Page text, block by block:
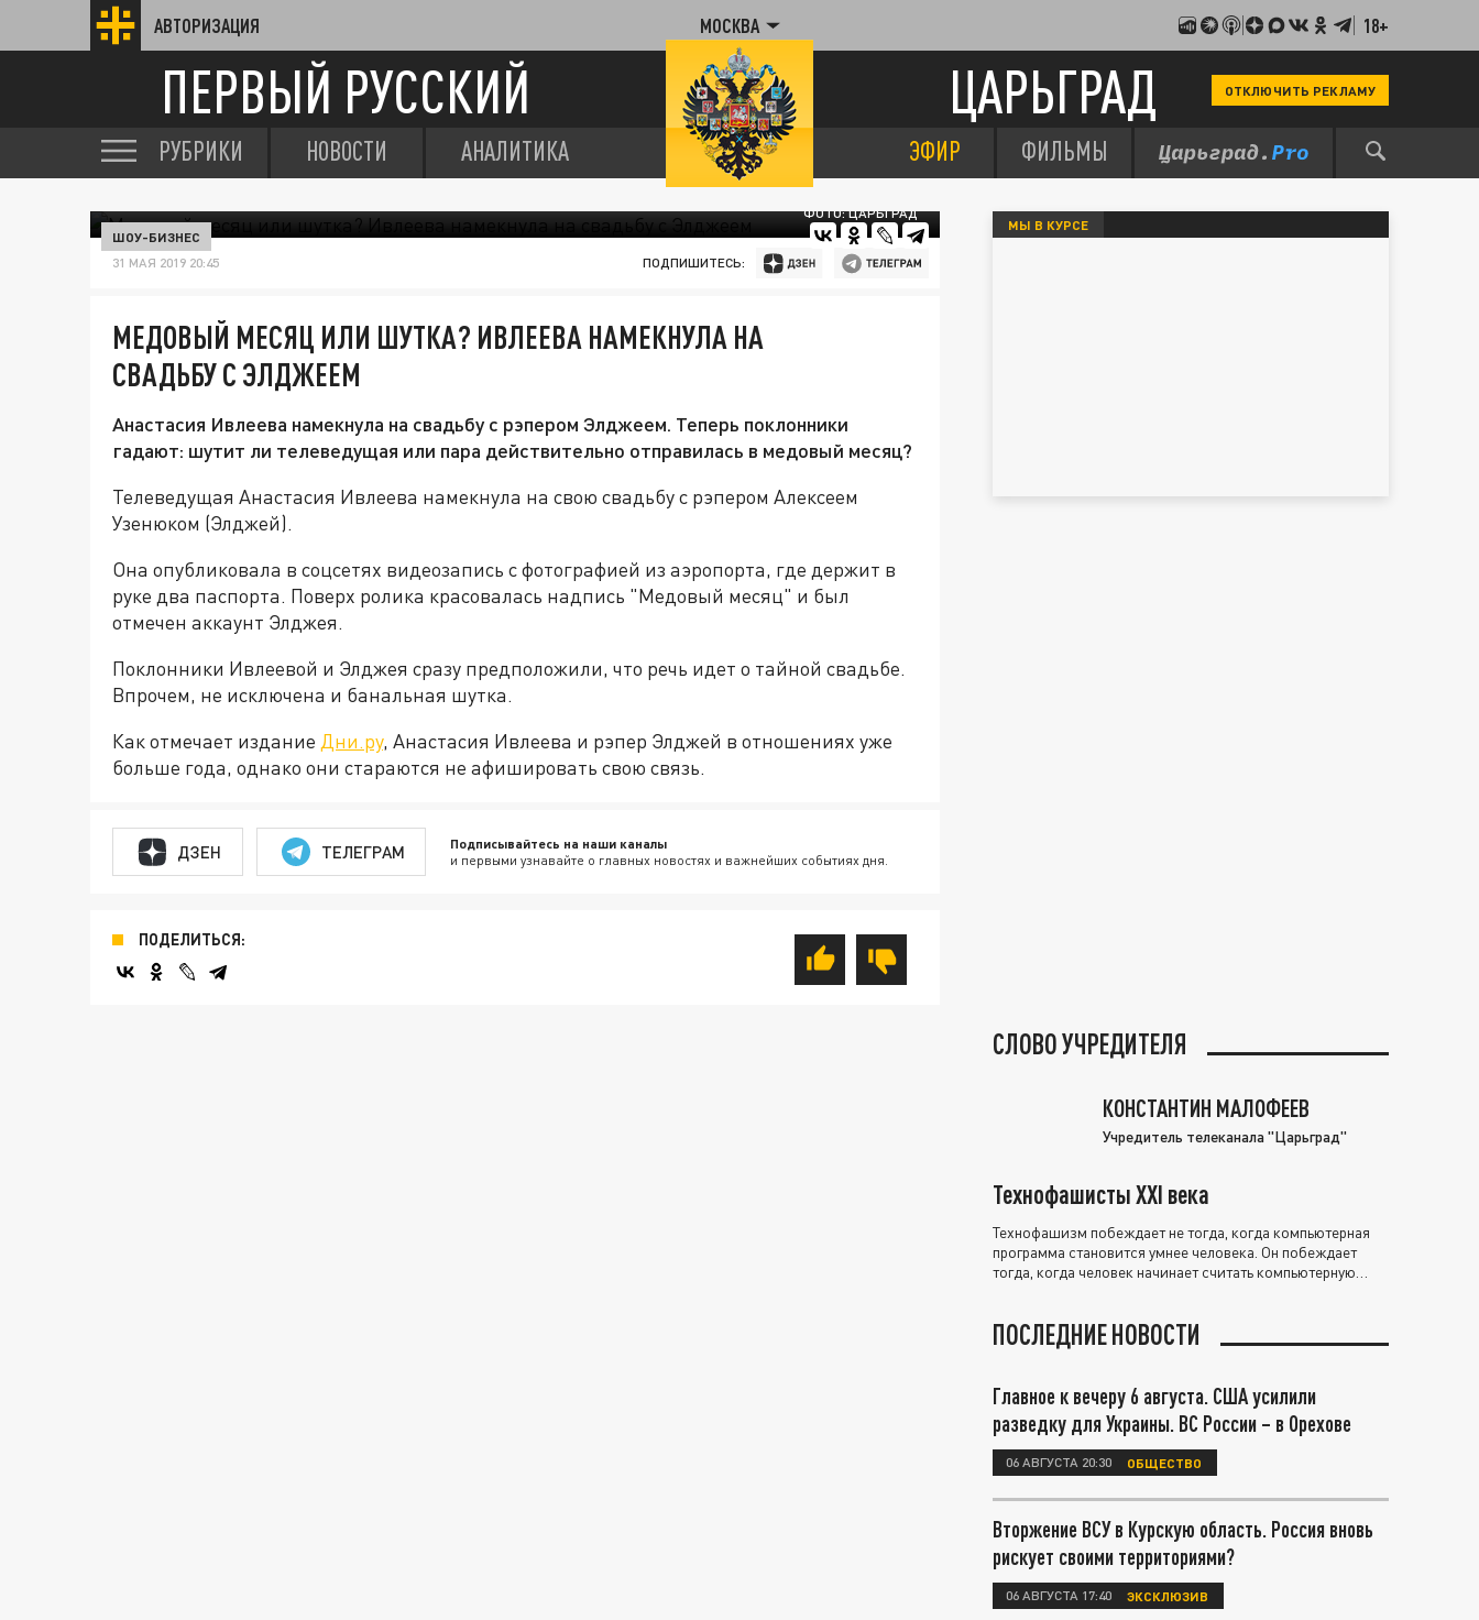
АВТОРИЗАЦИЯ МОСКВА 18+
ПЕРВЫЙ РУССКИЙ ЦАРЬГРАД ОТКЛЮЧИТЬ РЕКЛАМУ
РУБРИКИ НОВОСТИ АНАЛИТИКА ЭФИР ФИЛЬМЫ
ФОТО: ЦАРЬГРАД
ШОУ-БИЗНЕС
31 МАЯ 2019 20:45 ПОДПИШИТЕСЬ:
МЕДОВЫЙ МЕСЯЦ ИЛИ ШУТКА? ИВЛЕЕВА НАМЕКНУЛА НА
СВАДЬБУ С ЭЛДЖЕЕМ
Анастасия Ивлеева намекнула на свадьбу с рэпером Элджеем. Теперь поклонники
гадают: шутит ли телеведущая или пара действительно отправилась в медовый месяц?
Телеведущая Анастасия Ивлеева намекнула на свою свадьбу с рэпером Алексеем
Узенюком (Элджей).
Она опубликовала в соцсетях видеозапись с фотографией из аэропорта, где держит в
руке два паспорта. Поверх ролика красовалась надпись "Медовый месяц" и был
отмечен аккаунт Элджея.
Поклонники Ивлеевой и Элджея сразу предположили, что речь идет о тайной свадьбе.
Впрочем, не исключена и банальная шутка.
Как отмечает издание Дни.ру, Анастасия Ивлеева и рэпер Элджей в отношениях уже
больше года, однако они стараются не афишировать свою связь.
ДЗЕН ТЕЛЕГРАМ Подписывайтесь на наши каналы
и первыми узнавайте о главных новостях и важнейших событиях дня.
ПОДЕЛИТЬСЯ:
МЫ В КУРСЕ
СЛОВО УЧРЕДИТЕЛЯ
КОНСТАНТИН МАЛОФЕЕВ
Учредитель телеканала "Царьград"
Технофашисты XXI века
Технофашизм побеждает не тогда, когда компьютерная
программа становится умнее человека. Он побеждает
тогда, когда человек начинает считать компьютерную
ПОСЛЕДНИЕ НОВОСТИ
Главное к вечеру 6 августа. США усилили
разведку для Украины. ВС России – в Орехове
06 АВГУСТА 20:30 ОБЩЕСТВО
Вторжение ВСУ в Курскую область. Россия вновь
рискует своими территориями?
06 АВГУСТА 17:40 ЭКСКЛЮЗИВ